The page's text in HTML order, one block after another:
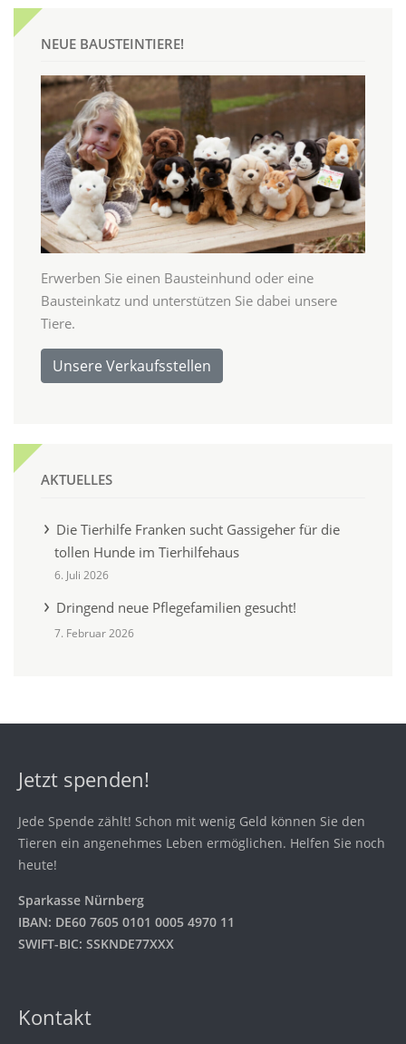
NEUE BAUSTEINTIERE!
Erwerben Sie einen Bausteinhund oder eine
Bausteinkatz und unterstützen Sie dabei unsere
Tiere.
Unsere Verkaufsstellen
AKTUELLES
Die Tierhilfe Franken sucht Gassigeher für die
tollen Hunde im Tierhilfehaus
6. Juli 2026
Dringend neue Pflegefamilien gesucht!
7. Februar 2026
Jetzt spenden!
Jede Spende zählt! Schon mit wenig Geld können Sie den
Tieren ein angenehmes Leben ermöglichen. Helfen Sie noch
heute!
Sparkasse Nürnberg
IBAN: DE60 7605 0101 0005 4970 11
SWIFT-BIC: SSKNDE77XXX
Kontakt